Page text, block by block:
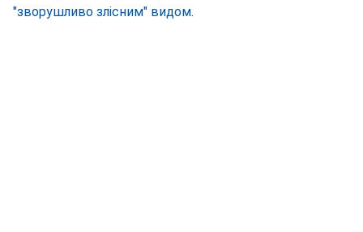
"зворушливо злісним" видом.